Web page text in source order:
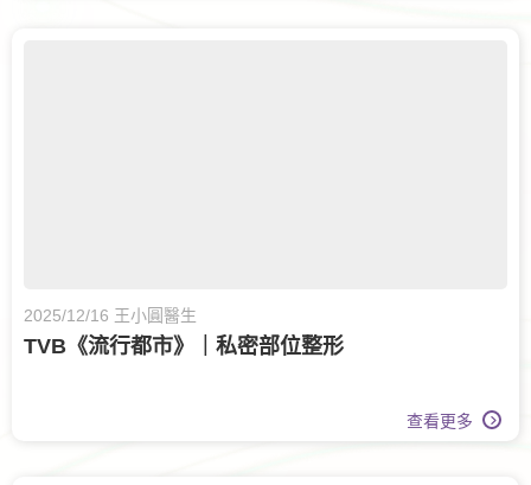
2025/12/16 王小圓醫生
TVB《流行都市》｜私密部位整形
查看更多